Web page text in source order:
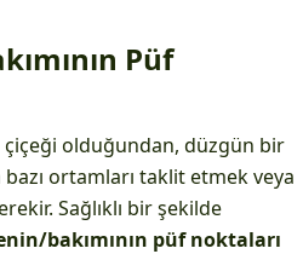
Püf
olduğundan, düzgün bir
ortamları taklit etmek veya
Sağlıklı bir şekilde
bakımının püf noktaları